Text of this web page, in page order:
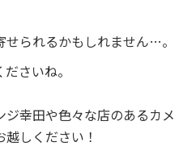
られるかもしれません…。
さいね。
幸田や色々な店のあるカメ
しください！